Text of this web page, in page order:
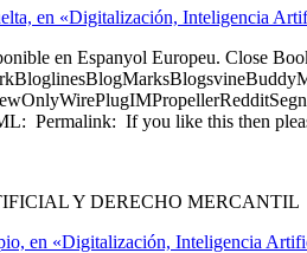
en «Digitalización, Inteligencia
en Espanyol Europeu. Close
Permalink: If you like this then
Y DERECHO MERCANTIL
en «Digitalización, Inteligencia